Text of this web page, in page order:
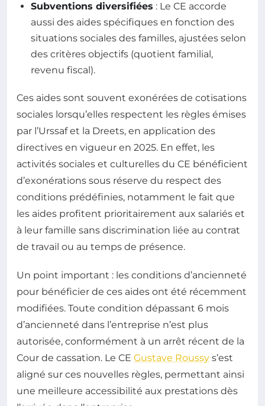
Subventions diversifiées : Le CE accorde
aussi des aides spécifiques en fonction des
situations sociales des familles, ajustées selon
des critères objectifs (quotient familial,
revenu fiscal).
Ces aides sont souvent exonérées de cotisations
sociales lorsqu’elles respectent les règles émises
par l’Urssaf et la Dreets, en application des
directives en vigueur en 2025. En effet, les
activités sociales et culturelles du CE bénéficient
d’exonérations sous réserve du respect des
conditions prédéfinies, notamment le fait que
les aides profitent prioritairement aux salariés et
à leur famille sans discrimination liée au contrat
de travail ou au temps de présence.
Un point important : les conditions d’ancienneté
pour bénéficier de ces aides ont été récemment
modifiées. Toute condition dépassant 6 mois
d’ancienneté dans l’entreprise n’est plus
autorisée, conformément à un arrêt récent de la
Cour de cassation. Le CE Gustave Roussy s’est
aligné sur ces nouvelles règles, permettant ainsi
une meilleure accessibilité aux prestations dès